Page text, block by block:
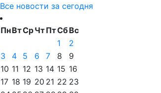
Все новости за сегодня
ПнВтСрЧтПтСбВс
1
2
3
4 5 6 7 8
9
10 11 12 13 14 15 16
17 18 19 20 21 22 23